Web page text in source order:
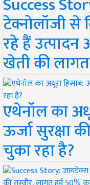
टेक्नोलॉजी
रहे हैं
खेती की
एथेनॉल का
ऊर्जा सुरक्षा
चुका रहा है?